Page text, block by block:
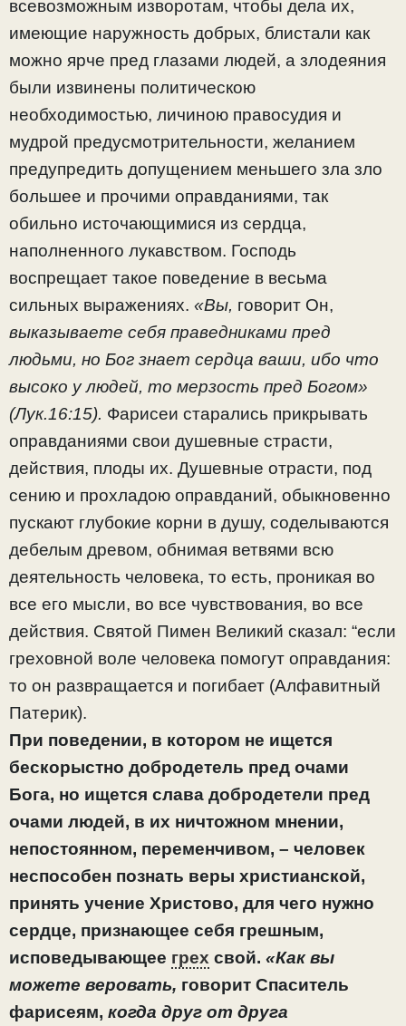
всевозможным изворотам, чтобы дела их,
имеющие наружность добрых, блистали как
можно ярче пред глазами людей, а злодеяния
были извинены политическою
необходимостью, личиною правосудия и
мудрой предусмотрительности, желанием
предупредить допущением меньшего зла зло
большее и прочими оправданиями, так
обильно источающимися из сердца,
наполненного лукавством. Господь
воспрещает такое поведение в весьма
сильных выражениях. «Вы, говорит Он,
выказываете себя праведниками пред
людьми, но Бог знает сердца ваши, ибо что
высоко у людей, то мерзость пред Богом»
(Лук.16:15). Фарисеи старались прикрывать
оправданиями свои душевные страсти,
действия, плоды их. Душевные отрасти, под
сению и прохладою оправданий, обыкновенно
пускают глубокие корни в душу, соделываются
дебелым древом, обнимая ветвями всю
деятельность человека, то есть, проникая во
все его мысли, во все чувствования, во все
действия. Святой Пимен Великий сказал: “если
греховной воле человека помогут оправдания:
то он развращается и погибает (Алфавитный
Патерик).
При поведении, в котором не ищется
бескорыстно добродетель пред очами
Бога, но ищется слава добродетели пред
очами людей, в их ничтожном мнении,
непостоянном, переменчивом, – человек
неспособен познать веры христианской,
принять учение Христово, для чего нужно
сердце, признающее себя грешным,
исповедывающее грех свой. «Как вы
можете веровать, говорит Спаситель
фарисеям, когда друг от друга